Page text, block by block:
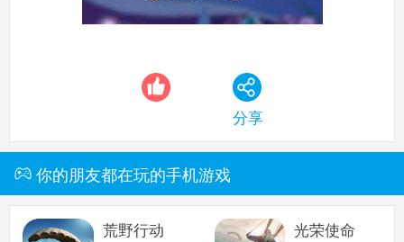
小花仙手机版 搜
分享
你的朋友都在玩的手机游戏
荒野行动 光荣使命